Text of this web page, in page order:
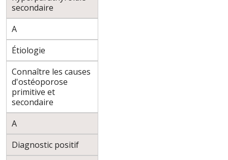
secondaire
A
Étiologie
Connaître les causes
d'ostéoporose
primitive et
secondaire
A
Diagnostic positif